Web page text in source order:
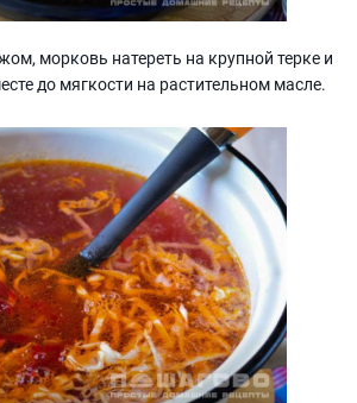
морковь натереть на крупной терке и
до мягкости на растительном масле.